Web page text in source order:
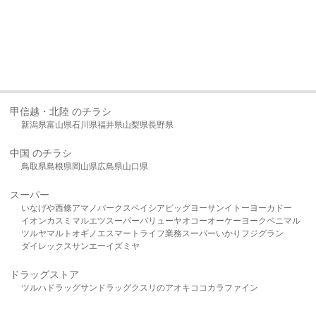
甲信越・北陸 のチラシ
新潟県富山県石川県福井県山梨県長野県
中国 のチラシ
鳥取県島根県岡山県広島県山口県
スーパー
いなげや西條アマノパークスベイシア ビッグヨーサンイトーヨーカドー
イオンカスミ マルエツスーパーバリューヤオコーオーケー ヨークベニマル
ツルヤマルト オギノ エスマート ライフ業務スーパーいかり フジグラン
ダイレックスサンエーイズミヤ
ドラッグストア
ツルハドラッグサンドラッグクスリのアオキ ココカラファイン